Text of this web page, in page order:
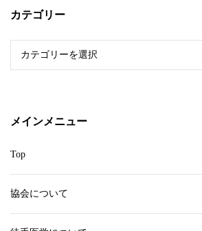
カテゴリー
メインメニュー
Top
協会について